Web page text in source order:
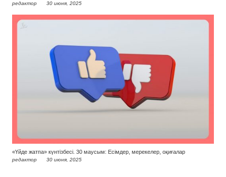
редактор 30 июня, 2025
«Үйде жатпа» күнтізбесі. 30 маусым: Есімдер, мерекелер, оқиғалар
редактор 30 июня, 2025